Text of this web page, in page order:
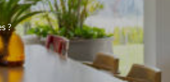
?